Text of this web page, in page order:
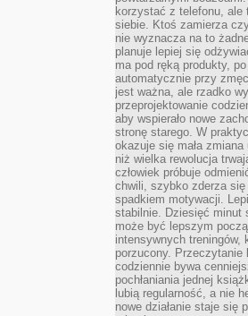
korzystać z telefonu, ale
siebie. Ktoś zamierza
nie wyznacza na to
planuje lepiej się
ma pod ręką produkty,
automatycznie przy
jest ważna, ale rzadko
przeprojektowanie
aby wspierało nowe
stronę starego. W
okazuje się mała
niż wielka rewolucja
człowiek próbuje
chwili, szybko zderza się
spadkiem motywacji.
stabilnie. Dziesięć minut
może być lepszym
intensywnych treningów,
porzucony.
codziennie bywa
pochłaniania jednej
lubią regularność, a nie
nowe działanie staje się